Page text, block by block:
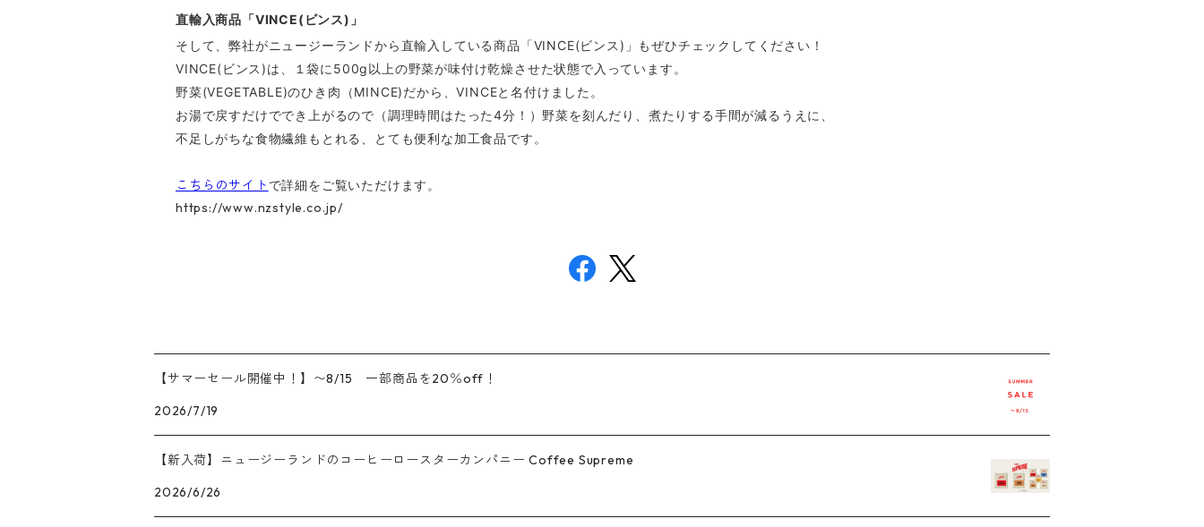
直輸入商品「VINCE(ビンス)」
そして、弊社がニュージーランドから直輸入している商品「VINCE(ビンス)」もぜひチェックしてください！
VINCE(ビンス)は、１袋に500g以上の野菜が味付け乾燥させた状態で入っています。
野菜(VEGETABLE)のひき肉（MINCE)だから、VINCEと名付けました。
お湯で戻すだけででき上がるので（調理時間はたった4分！）野菜を刻んだり、煮たりする手間が減るうえに、
不足しがちな食物繊維もとれる、とても便利な加工食品です。
こちらのサイト で詳細をご覧いただけます。
https://www.nzstyle.co.jp/
【サマーセール開催中！】〜8/15 一部商品を20％off！
2026/7/19
【新入荷】ニュージーランドのコーヒーロースターカンパニー Coffee Supreme
2026/6/26